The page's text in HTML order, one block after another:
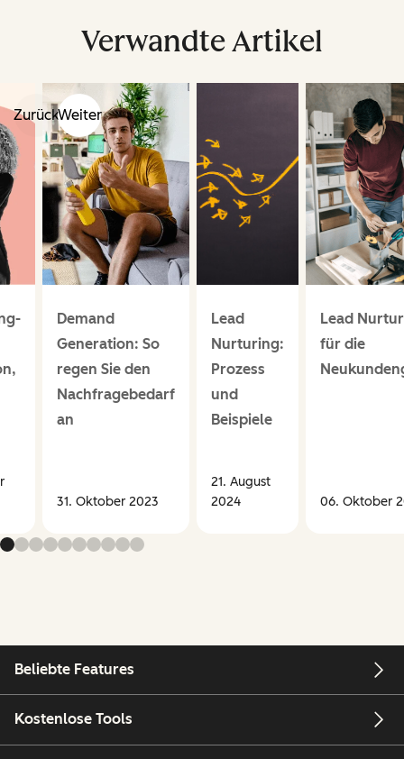
Verwandte Artikel
ZurückWeiter
Demand
Generation: So
regen Sie den
Nachfragebedarf
an
31. Oktober 2023
Lead
Nurturing:
Prozess
und
Beispiele
21. August
2024
Lead
für die
06. Oktober
Beliebte Features
Kostenlose Tools